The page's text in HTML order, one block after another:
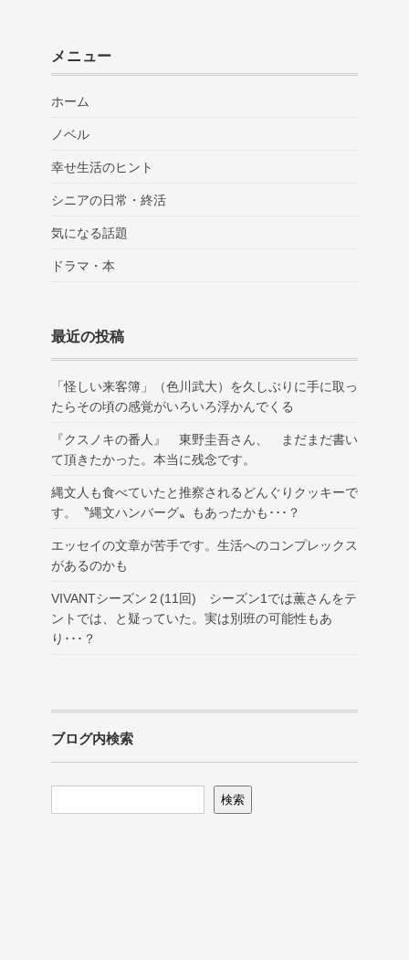
メニュー
ホーム
ノベル
幸せ生活のヒント
シニアの日常・終活
気になる話題
ドラマ・本
最近の投稿
「怪しい来客簿」（色川武大）を久しぶりに手に取っ
たらその頃の感覚がいろいろ浮かんでくる
『クスノキの番人』 東野圭吾さん、 まだまだ書い
て頂きたかった。本当に残念です。
縄文人も食べていたと推察されるどんぐりクッキーで
す。〝縄文ハンバーグ〟もあったかも･･･？
エッセイの文章が苦手です。生活へのコンプレックス
があるのかも
VIVANTシーズン２(11回) シーズン1では薫さんをテ
ントでは、と疑っていた。実は別班の可能性もあ
り･･･？
ブログ内検索
検索